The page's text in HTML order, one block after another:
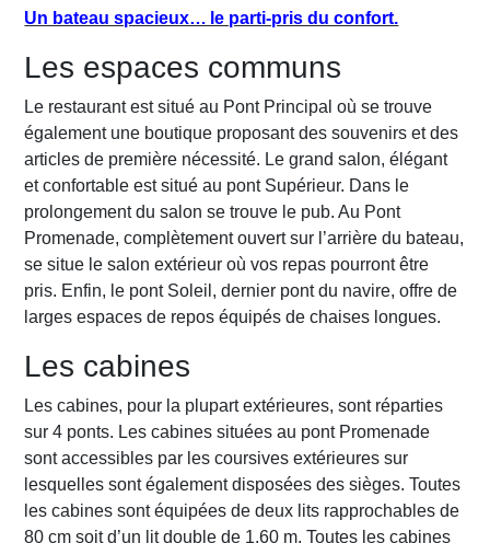
Un bateau spacieux… le parti-pris du confort.
Les espaces communs
Le restaurant est situé au Pont Principal où se trouve
également une boutique proposant des souvenirs et des
articles de première nécessité. Le grand salon, élégant
et confortable est situé au pont Supérieur. Dans le
prolongement du salon se trouve le pub. Au Pont
Promenade, complètement ouvert sur l’arrière du bateau,
se situe le salon extérieur où vos repas pourront être
pris. Enfin, le pont Soleil, dernier pont du navire, offre de
larges espaces de repos équipés de chaises longues.
Les cabines
Les cabines, pour la plupart extérieures, sont réparties
sur 4 ponts. Les cabines situées au pont Promenade
sont accessibles par les coursives extérieures sur
lesquelles sont également disposées des sièges. Toutes
les cabines sont équipées de deux lits rapprochables de
80 cm soit d’un lit double de 1,60 m. Toutes les cabines